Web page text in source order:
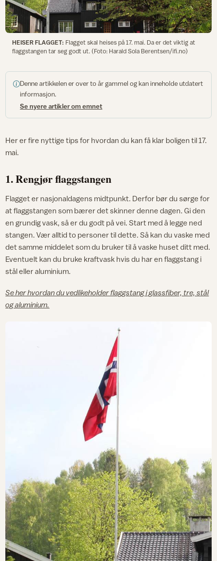
HEISER FLAGGET: Flagget skal heises på 17. mai. Da er det viktig at
flaggstangen tar seg godt ut. (Foto: Harald Sola Berentsen/ifi.no)
Denne artikkelen er over to år gammel og kan inneholde utdatert
informasjon.
Se nyere artikler om emnet
Her er fire nyttige tips for hvordan du kan få klar boligen til 17.
mai.
1. Rengjør flaggstangen
Flagget er nasjonaldagens midtpunkt. Derfor bør du sørge for
at flaggstangen som bærer det skinner denne dagen. Gi den
en grundig vask, så er du godt på vei. Start med å legge ned
stangen. Vær alltid to personer til dette. Så kan du vaske med
det samme middelet som du bruker til å vaske huset ditt med.
Eventuelt kan du bruke kraftvask hvis du har en flaggstang i
stål eller aluminium.
Se her hvordan du vedlikeholder flaggstang i glassfiber, tre, stål
og aluminium.